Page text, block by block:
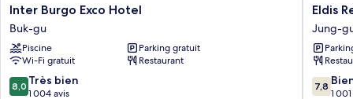
Inter
Burgo
Exco
Hotel
Buk-
gu
Inter Burgo Exco Hotel
Buk-gu
Piscine
Parking gratuit
Wi-Fi gratuit
Restaurant
8.0
sur
8,0 Très bien
1 004 avis
Eldis
Regent
Hotel
Jung-
gu
Eldis
Jung-
7.8
sur
7,8
1